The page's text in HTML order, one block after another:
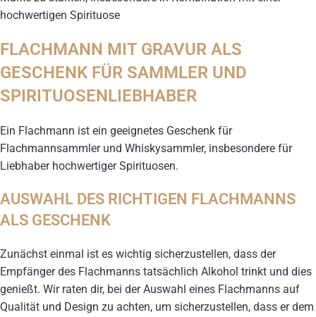
hochwertigen Spirituose
FLACHMANN MIT GRAVUR ALS
GESCHENK FÜR SAMMLER UND
SPIRITUOSENLIEBHABER
Ein Flachmann ist ein geeignetes Geschenk für
Flachmannsammler und Whiskysammler, insbesondere für
Liebhaber hochwertiger Spirituosen.
AUSWAHL DES RICHTIGEN FLACHMANNS
ALS GESCHENK
Zunächst einmal ist es wichtig sicherzustellen, dass der
Empfänger des Flachmanns tatsächlich Alkohol trinkt und dies
genießt. Wir raten dir, bei der Auswahl eines Flachmanns auf
Qualität und Design zu achten, um sicherzustellen, dass er dem